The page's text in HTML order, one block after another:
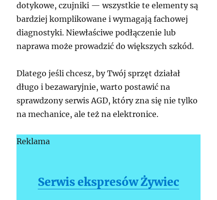
dotykowe, czujniki — wszystkie te elementy są
bardziej komplikowane i wymagają fachowej
diagnostyki. Niewłaściwe podłączenie lub
naprawa może prowadzić do większych szkód.
Dlatego jeśli chcesz, by Twój sprzęt działał
długo i bezawaryjnie, warto postawić na
sprawdzony serwis AGD, który zna się nie tylko
na mechanice, ale też na elektronice.
Reklama
Serwis ekspresów Żywiec